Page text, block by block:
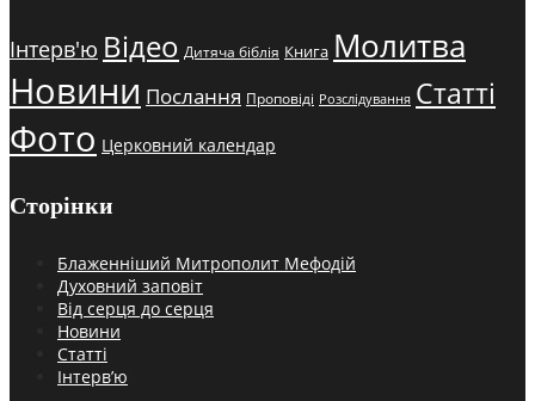
Інтерв'ю Відео Дитяча біблія Книга Молитва
Новини Послання Проповіді Розслідування Статті
Фото Церковний календар
Сторінки
Блаженніший Митрополит Мефодій
Духовний заповіт
Від серця до серця
Новини
Статті
Інтерв’ю